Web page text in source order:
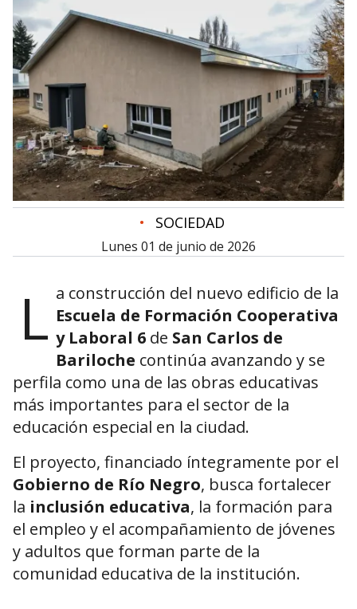
• SOCIEDAD
lunes 01 de junio de 2026
L a construcción del nuevo edificio de la
Escuela de Formación Cooperativa
y Laboral 6 de San Carlos de
Bariloche continúa avanzando y se
perfila como una de las obras educativas
más importantes para el sector de la
educación especial en la ciudad.
El proyecto, financiado íntegramente por el
Gobierno de Río Negro, busca fortalecer
la inclusión educativa, la formación para
el empleo y el acompañamiento de jóvenes
y adultos que forman parte de la
comunidad educativa de la institución.